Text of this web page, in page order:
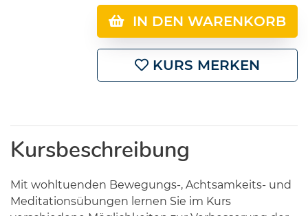
IN DEN WARENKORB
KURS MERKEN
Kursbeschreibung
Mit wohltuenden Bewegungs-, Achtsamkeits- und
Meditationsübungen lernen Sie im Kurs